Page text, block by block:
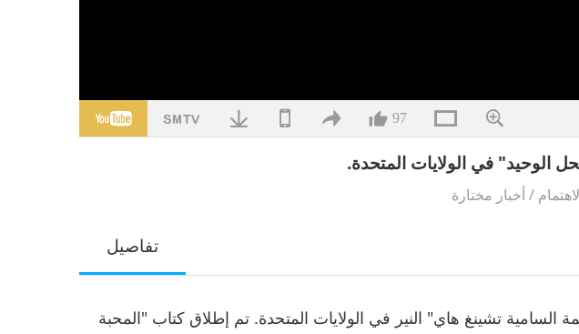
97
الوحيد" في الولايات المتحدة.
/أخبار مختارة
تفاصيل
السامية تشينغ هاي" النير في الولايات المتحدة. تم إطلاق كتاب "المحبة